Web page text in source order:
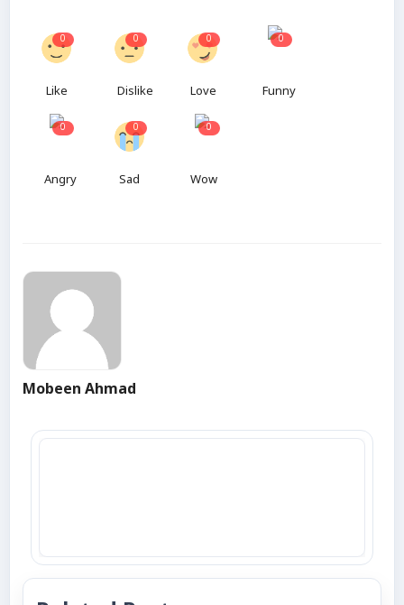
0
Like
0
Dislike
0
Love
0
Funny
0
Angry
0
Sad
0
Wow
Mobeen Ahmad